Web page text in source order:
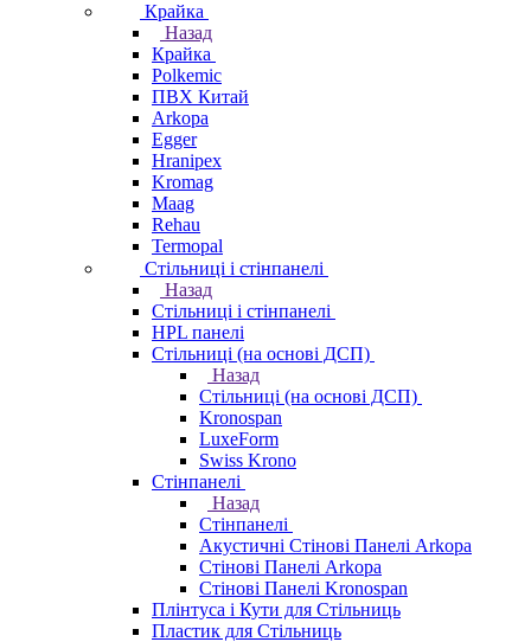
Крайка
Назад
Крайка
Polkemic
ПВХ Китай
Arkopa
Egger
Hranipex
Kromag
Maag
Rehau
Termopal
Стільниці і стінпанелі
Назад
Стільниці і стінпанелі
HPL панелі
Стільниці (на основі ДСП)
Назад
Стільниці (на основі ДСП)
Kronospan
LuxeForm
Swiss Krono
Стінпанелі
Назад
Стінпанелі
Акустичні Стінові Панелі Аrkopa
Стінові Панелі Arkopa
Стінові Панелі Kronospan
Плінтуса і Кути для Стільниць
Пластик для Стільниць